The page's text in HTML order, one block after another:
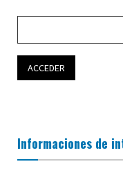
Informaciones de